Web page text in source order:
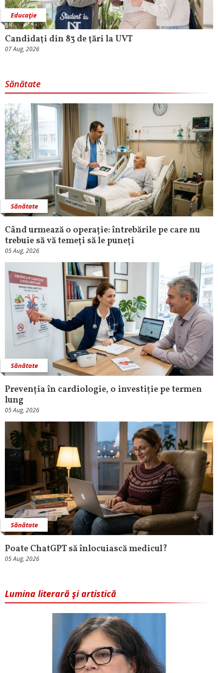
Educaţie
Candidaţi din 83 de ţări la UVT
07 Aug, 2026
Sănătate
Sănătate
Când urmează o operație: întrebările pe care nu
trebuie să vă temeți să le puneți
05 Aug, 2026
Sănătate
Prevenția în cardiologie, o investiție pe termen
lung
05 Aug, 2026
Sănătate
Poate ChatGPT să înlocuiască medicul?
05 Aug, 2026
Lumina literară şi artistică